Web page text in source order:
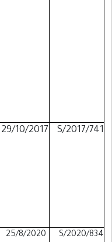
S/2017/741
29/10/2017
S/2020/834
25/8/2020